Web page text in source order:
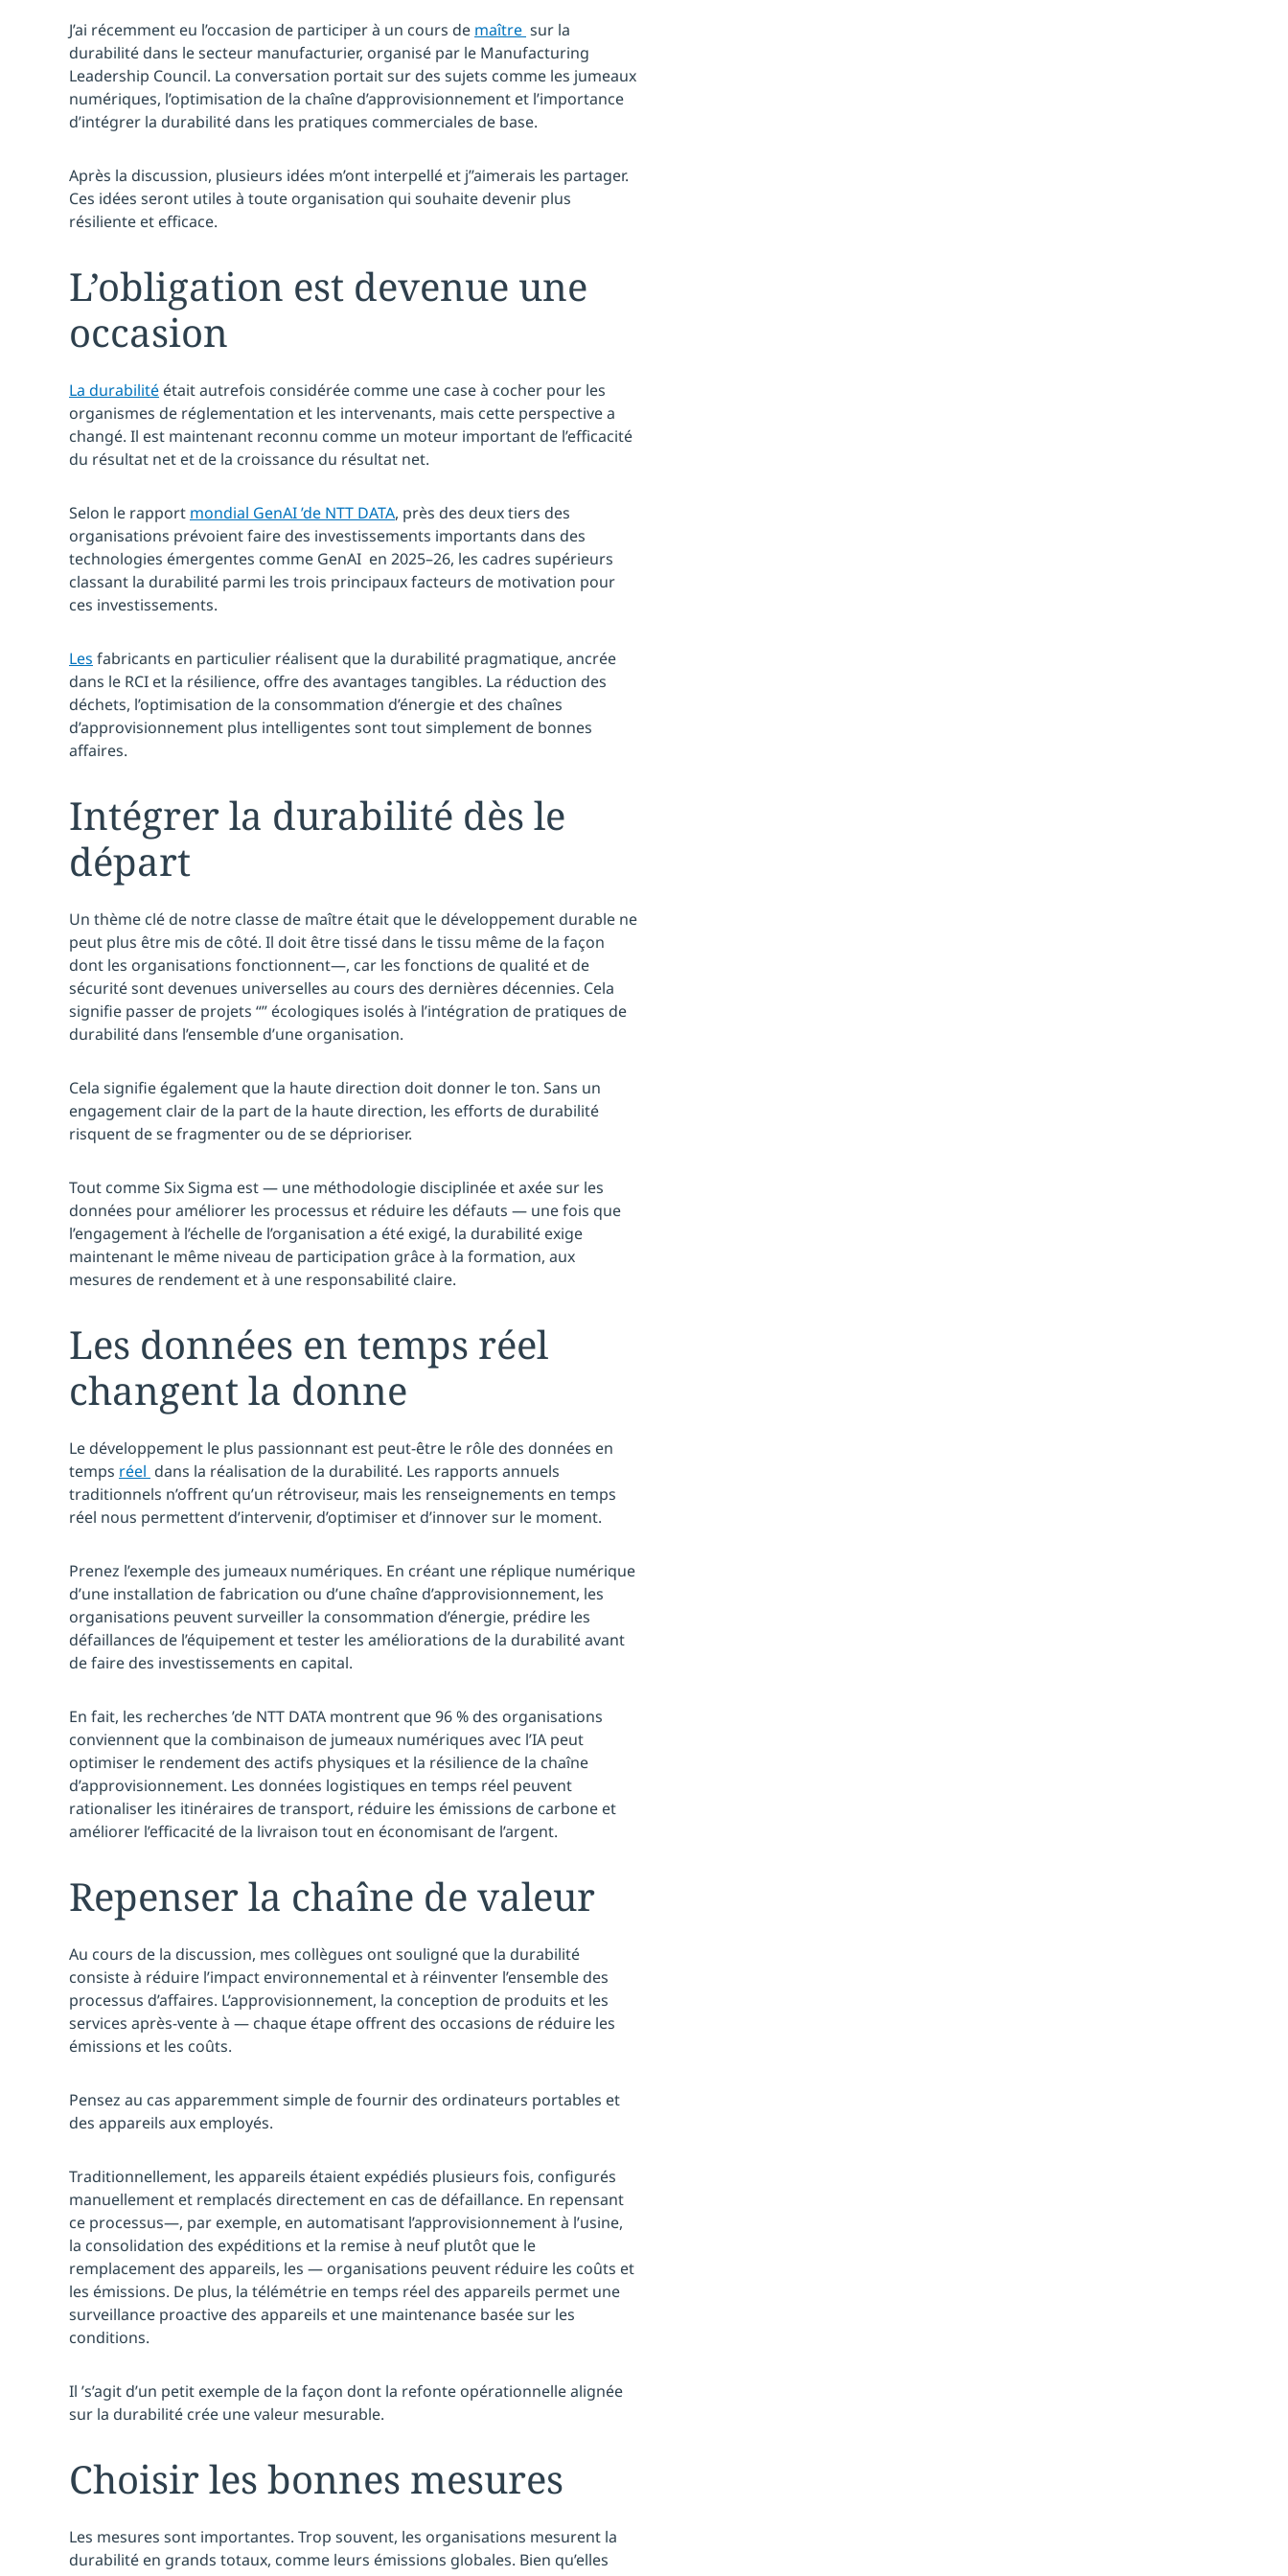
J’ai récemment eu l’occasion de participer à un cours de maître sur la
durabilité dans le secteur manufacturier, organisé par le Manufacturing
Leadership Council. La conversation portait sur des sujets comme les jumeaux
numériques, l’optimisation de la chaîne d’approvisionnement et l’importance
d’intégrer la durabilité dans les pratiques commerciales de base.
Après la discussion, plusieurs idées m’ont interpellé et j’’aimerais les partager.
Ces idées seront utiles à toute organisation qui souhaite devenir plus
résiliente et efficace.
L’obligation est devenue une
occasion
La durabilité était autrefois considérée comme une case à cocher pour les
organismes de réglementation et les intervenants, mais cette perspective a
changé. Il est maintenant reconnu comme un moteur important de l’efficacité
du résultat net et de la croissance du résultat net.
Selon le rapport mondial GenAI ’de NTT DATA, près des deux tiers des
organisations prévoient faire des investissements importants dans des
technologies émergentes comme GenAI en 2025–26, les cadres supérieurs
classant la durabilité parmi les trois principaux facteurs de motivation pour
ces investissements.
Les fabricants en particulier réalisent que la durabilité pragmatique, ancrée
dans le RCI et la résilience, offre des avantages tangibles. La réduction des
déchets, l’optimisation de la consommation d’énergie et des chaînes
d’approvisionnement plus intelligentes sont tout simplement de bonnes
affaires.
Intégrer la durabilité dès le
départ
Un thème clé de notre classe de maître était que le développement durable ne
peut plus être mis de côté. Il doit être tissé dans le tissu même de la façon
dont les organisations fonctionnent—, car les fonctions de qualité et de
sécurité sont devenues universelles au cours des dernières décennies. Cela
signifie passer de projets “” écologiques isolés à l’intégration de pratiques de
durabilité dans l’ensemble d’une organisation.
Cela signifie également que la haute direction doit donner le ton. Sans un
engagement clair de la part de la haute direction, les efforts de durabilité
risquent de se fragmenter ou de se déprioriser.
Tout comme Six Sigma est — une méthodologie disciplinée et axée sur les
données pour améliorer les processus et réduire les défauts — une fois que
l’engagement à l’échelle de l’organisation a été exigé, la durabilité exige
maintenant le même niveau de participation grâce à la formation, aux
mesures de rendement et à une responsabilité claire.
Les données en temps réel
changent la donne
Le développement le plus passionnant est peut-être le rôle des données en
temps réel dans la réalisation de la durabilité. Les rapports annuels
traditionnels n’offrent qu’un rétroviseur, mais les renseignements en temps
réel nous permettent d’intervenir, d’optimiser et d’innover sur le moment.
Prenez l’exemple des jumeaux numériques. En créant une réplique numérique
d’une installation de fabrication ou d’une chaîne d’approvisionnement, les
organisations peuvent surveiller la consommation d’énergie, prédire les
défaillances de l’équipement et tester les améliorations de la durabilité avant
de faire des investissements en capital.
En fait, les recherches ’de NTT DATA montrent que 96 % des organisations
conviennent que la combinaison de jumeaux numériques avec l’IA peut
optimiser le rendement des actifs physiques et la résilience de la chaîne
d’approvisionnement. Les données logistiques en temps réel peuvent
rationaliser les itinéraires de transport, réduire les émissions de carbone et
améliorer l’efficacité de la livraison tout en économisant de l’argent.
Repenser la chaîne de valeur
Au cours de la discussion, mes collègues ont souligné que la durabilité
consiste à réduire l’impact environnemental et à réinventer l’ensemble des
processus d’affaires. L’approvisionnement, la conception de produits et les
services après-vente à — chaque étape offrent des occasions de réduire les
émissions et les coûts.
Pensez au cas apparemment simple de fournir des ordinateurs portables et
des appareils aux employés.
Traditionnellement, les appareils étaient expédiés plusieurs fois, configurés
manuellement et remplacés directement en cas de défaillance. En repensant
ce processus—, par exemple, en automatisant l’approvisionnement à l’usine,
la consolidation des expéditions et la remise à neuf plutôt que le
remplacement des appareils, les — organisations peuvent réduire les coûts et
les émissions. De plus, la télémétrie en temps réel des appareils permet une
surveillance proactive des appareils et une maintenance basée sur les
conditions.
Il ’s’agit d’un petit exemple de la façon dont la refonte opérationnelle alignée
sur la durabilité crée une valeur mesurable.
Choisir les bonnes mesures
Les mesures sont importantes. Trop souvent, les organisations mesurent la
durabilité en grands totaux, comme leurs émissions globales. Bien qu’elles